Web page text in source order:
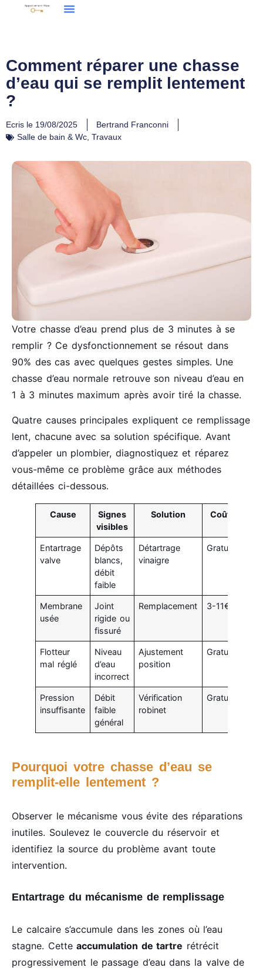
Comment réparer une chasse
d’eau qui se remplit lentement
?
Ecris le 19/08/2025
Bertrand Franconni
Salle de bain & Wc, Travaux
Votre chasse d’eau prend plus de 3 minutes à se
remplir ? Ce dysfonctionnement se résout dans
90% des cas avec quelques gestes simples. Une
chasse d’eau normale retrouve son niveau d’eau en
1 à 3 minutes maximum après avoir tiré la chasse.
Quatre causes principales expliquent ce remplissage
lent, chacune avec sa solution spécifique. Avant
d’appeler un plombier, diagnostiquez et réparez
vous-même ce problème grâce aux méthodes
détaillées ci-dessous.
Cause
Signes
visibles
Solution Coût
Entartrage
valve
Dépôts
blancs,
débit
faible
Détartrage
vinaigre
Gratuit
Membrane
usée
Joint
rigide ou
fissuré
Remplacement 3-11€
Flotteur
mal réglé
Niveau
d’eau
incorrect
Ajustement
position
Gratuit
Pression
insuffisante
Débit
faible
général
Vérification
robinet
Gratuit
Pourquoi votre chasse d’eau se
remplit-elle lentement ?
Observer le mécanisme vous évite des réparations
inutiles. Soulevez le couvercle du réservoir et
identifiez la source du problème avant toute
intervention.
Entartrage du mécanisme de remplissage
Le calcaire s’accumule dans les zones où l’eau
stagne. Cetteaccumulation de tartre rétrécit
progressivement le passage d’eau dans la valve de